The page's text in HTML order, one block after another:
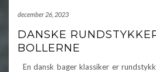
december 26, 2023
DANSKE
BOLLERNE
En dansk bager klassiker er